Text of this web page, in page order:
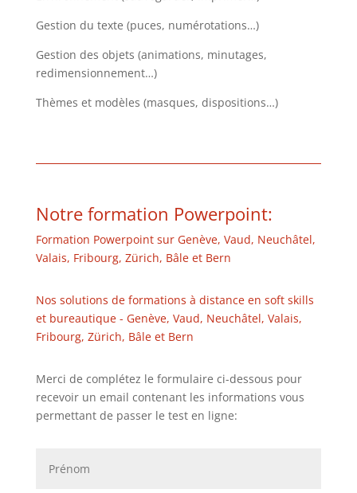
Gestion du texte (puces, numérotations…)
Gestion des objets (animations, minutages,
redimensionnement…)
Thèmes et modèles (masques, dispositions…)
Notre formation Powerpoint:
Formation Powerpoint sur Genève, Vaud, Neuchâtel,
Valais, Fribourg, Zürich, Bâle et Bern
Nos solutions de formations à distance en soft skills
et bureautique - Genève, Vaud, Neuchâtel, Valais,
Fribourg, Zürich, Bâle et Bern
Merci de complétez le formulaire ci-dessous pour
recevoir un email contenant les informations vous
permettant de passer le test en ligne: